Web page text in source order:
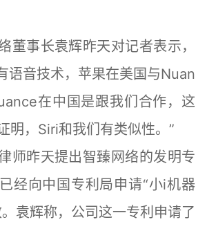
事长袁辉昨天对记者表示，
语音技术，苹果在美国与Nuan
在中国是跟我们合作，这
明，Siri和我们有类似性。”
昨天提出智臻网络的发明专
经向中国专利局申请“小i机器
袁辉称，公司这一专利申请了